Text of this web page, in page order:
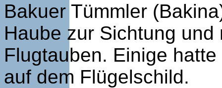
Bakuer Tümmler
Haube zur Sichtung
Flugtauben. Einige
auf dem Flügelschild.